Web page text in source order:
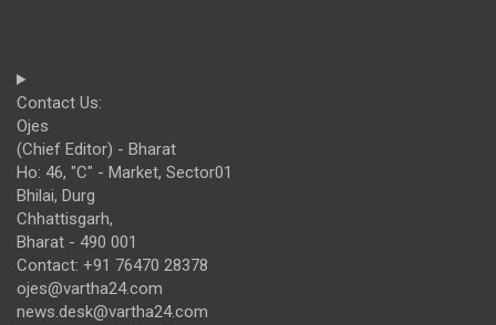
Contact Us:
Ojes
(Chief Editor) - Bharat
Ho: 46, "C" - Market, Sector01
Bhilai, Durg
Chhattisgarh,
Bharat - 490 001
Contact: +91 76470 28378
ojes@vartha24.com
news.desk@vartha24.com